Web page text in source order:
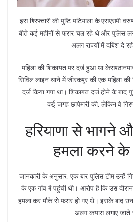
इस गिरफ्तारी की पुष्टि पटियाला के एसएसपी
बीते कई महीनों से फरार चल रहे थे और पुलिस
अलग राज्यों में दबिश दे
महिला की शिकायत पर दर्ज हुआ था
सिविल लाइन थाने में जीरकपुर की एक महिला की
दर्ज किया गया था। शिकायत दर्ज होने के
कई जगह छापेमारी की, लेकिन वे
हरियाणा से भागने
हमला करने के
जानकारी के अनुसार, एक बार पुलिस टीम उन्हें
के एक गांव में पहुंची थी। आरोप है कि उस दौरान
हमला कर मौके से फरार हो गए थे। इसके बाद
अलग कयास लगाए जाते